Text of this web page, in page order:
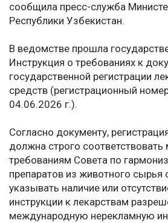
сообщила пресс-служба
Республики Узбекистан.
В ведомстве прошла
Инструкция о требованиях к
государственной регистрации
средств (регистрационный
04.06.2026 г.).
Согласно документу,
должна строго
требованиям Совета по
препаратов из животного сырья
указывать наличие или
инструкции к лекарствам
международную нерекламную